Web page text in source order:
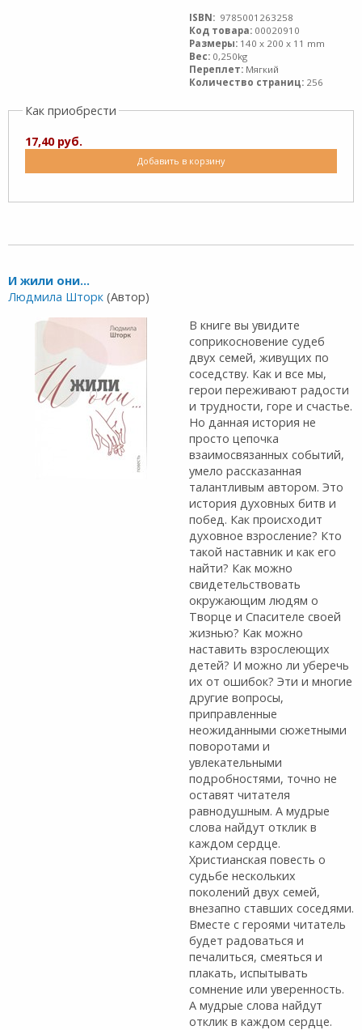
ISBN: 9785001263258
Код товара: 00020910
Размеры: 140 x 200 x 11 mm
Вес: 0,250kg
Переплет: Мягкий
Количество страниц: 256
Как приобрести
17,40 руб.
Добавить в корзину
И жили они...
Людмила Шторк (Автор)
В книге вы увидите
соприкосновение судеб
двух семей, живущих по
соседству. Как и все мы,
герои переживают радости
и трудности, горе и счастье.
Но данная история не
просто цепочка
взаимосвязанных событий,
умело рассказанная
талантливым автором. Это
история духовных битв и
побед. Как происходит
духовное взросление? Кто
такой наставник и как его
найти? Как можно
свидетельствовать
окружающим людям о
Творце и Спасителе своей
жизнью? Как можно
наставить взрослеющих
детей? И можно ли уберечь
их от ошибок? Эти и многие
другие вопросы,
приправленные
неожиданными сюжетными
поворотами и
увлекательными
подробностями, точно не
оставят читателя
равнодушным. А мудрые
слова найдут отклик в
каждом сердце.
Христианская повесть о
судьбе нескольких
поколений двух семей,
внезапно ставших соседями.
Вместе с героями читатель
будет радоваться и
печалиться, смеяться и
плакать, испытывать
сомнение или уверенность.
А мудрые слова найдут
отклик в каждом сердце.